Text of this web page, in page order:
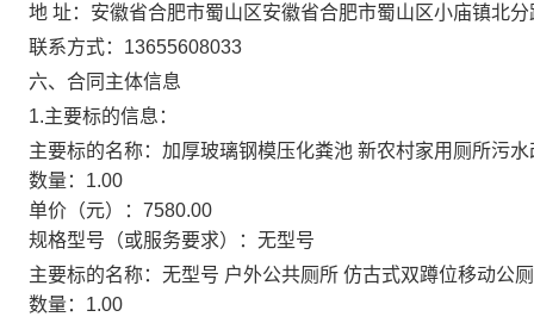
地 址： 安徽省合肥市蜀山区安徽省合肥市蜀山区小庙镇北
联系方式： 13655608033
六、合同主体信息
1.主要标的信息：
主要标的名称： 加厚玻璃钢模压化粪池 新农村家用厕所污
数量： 1.00
单价（元）： 7580.00
规格型号（或服务要求）： 无型号
主要标的名称： 无型号 户外公共厕所 仿古式双蹲位移动公
数量： 1.00